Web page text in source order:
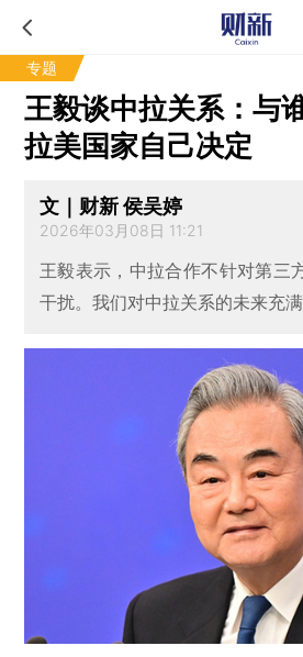
专题
王毅谈中拉关系：与
拉美国家自己决定
文｜财新 侯吴婷
2026年03月08日 11:21
王毅表示，中拉合作不针对第三
干扰。我们对中拉关系的未来充